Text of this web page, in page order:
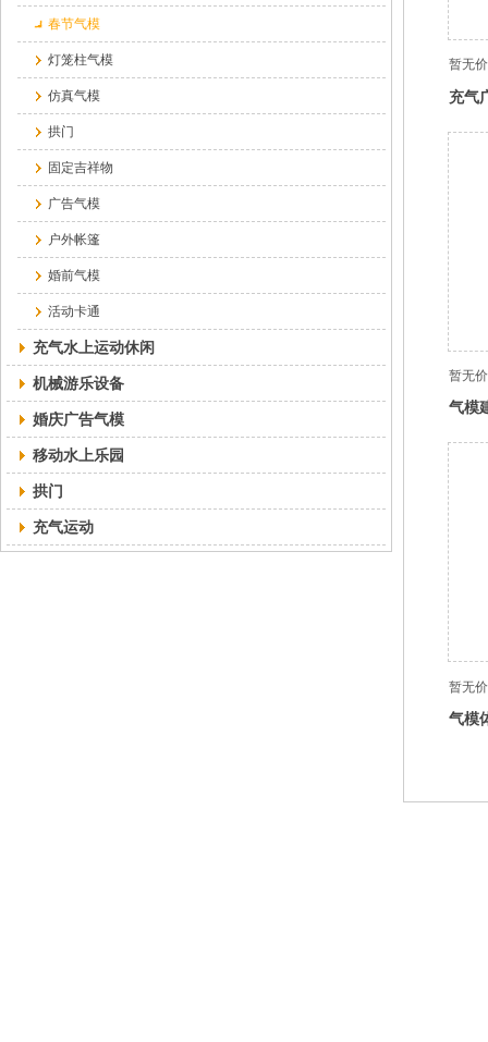
春节气模
灯笼柱气模
仿真气模
拱门
固定吉祥物
广告气模
户外帐篷
婚前气模
活动卡通
充气水上运动休闲
机械游乐设备
婚庆广告气模
移动水上乐园
拱门
充气运动
暂无
充气
暂无
气模
暂无
气模